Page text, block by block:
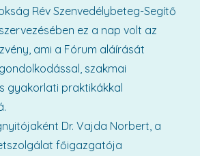
Rév Szenvedélybeteg-Segítő
ez a nap volt az
ami a Fórum aláírását
szakmai
gyakorlati praktikákkal
Dr. Vajda Norbert, a
főigazgatója